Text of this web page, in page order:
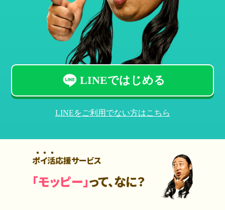
LINEではじめる
LINEをご利用でない方はこちら
ポイ活応援サービス
「モッピー」って、なに？